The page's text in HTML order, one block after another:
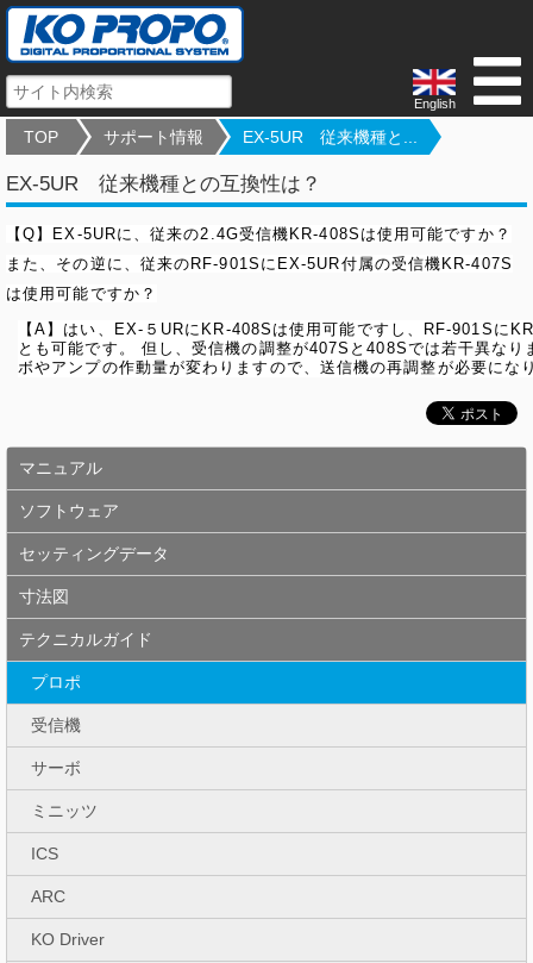
English
TOP サポート情報 EX-5UR 従来機種と...
EX-5UR 従来機種との互換性は？
【Q】EX-5URに、従来の2.4G受信機KR-408Sは使用可能ですか？
また、その逆に、従来のRF-901SにEX-5UR付属の受信機KR-407S
は使用可能ですか？
【A】はい、EX-５URにKR-408Sは使用可能ですし、RF-901Sに
とも可能です。 但し、受信機の調整が407Sと408Sでは若干異なり
ボやアンプの作動量が変わりますので、送信機の再調整が必要にな
マニュアル
ソフトウェア
セッティングデータ
寸法図
テクニカルガイド
プロポ
受信機
サーボ
ミニッツ
ICS
ARC
KO Driver